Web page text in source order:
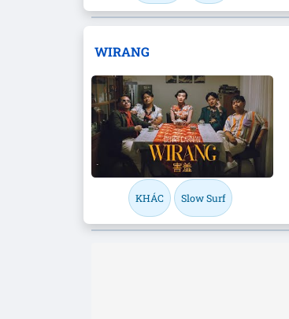
WIRANG
KHÁC Slow Surf